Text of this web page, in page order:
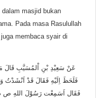
masjid bukan
Pada masa Rasulullah
juga membaca syair di
عَنْ سَعِيْدِ بْنِ اْلمُسَيَّبِ قَالَ
فَلَحَظَ اِلَيْهِ فَقَالَ قَدْ اَنْشَدْتُ
فَقَال اَسَمِعْت رَسُوْلَ اللهِ ص